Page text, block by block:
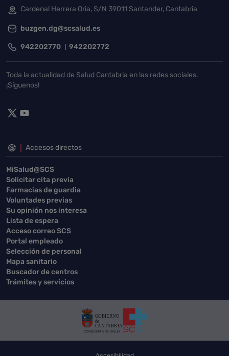
Cardenal Herrera Oria, S/N 39011 Santander, Cantabria
buzgen.dg@scsalud.es
942202770 942202772
Toda la actualidad de Salud Cantabria en las redes sociales.
¡Síguenos!
Accesos directos
MiSalud@SCS
Solicitar cita previa
Farmacias de guardia
Voluntades previas
Su opinión nos interesa
Lista de espera
Acceso correo SCS
Portal empleado
Selección de personal
Mapa sanitario
Buscador de centros
Trámites y servicios